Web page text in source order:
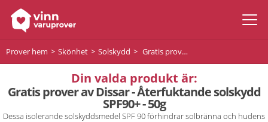
Prover hem Skönhet Solskydd Gratis prover av Dissar - Återfuktande solskydd SPF90+ - 50g
Din valda produkt är:
Gratis prover av Dissar - Återfuktande solskydd
SPF90+ - 50g
Dessa isolerande solskyddsmedel SPF 90 förhindrar solbränna och hudens